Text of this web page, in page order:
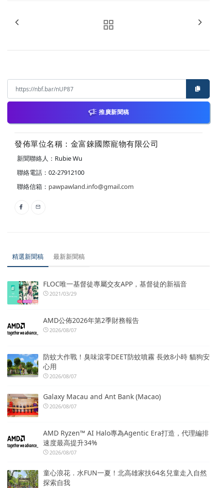
推廣新聞稿
發佈單位名稱：金富錸國際寵物有限公司
新聞聯絡人：Rubie Wu
聯絡電話：02-27912100
聯絡信箱： pawpawland.info@gmail.com
精選新聞稿 最新新聞稿
FLOC唯一基督徒專屬交友APP，基督徒的新福音
2021/03/29
AMD公佈2026年第2季財務報告
2026/08/07
防蚊大作戰！臭味滾零DEET防蚊噴霧 長效8小時 貓狗安
心用
2026/08/07
Galaxy Macau and Ant Bank (Macao)
2026/08/07
AMD Ryzen™ AI Halo專為Agentic Era打造，代理編排
速度最高提升34%
2026/08/07
童心浪花．水FUN一夏！北高雄家扶64名兒童走入自然
探索自我